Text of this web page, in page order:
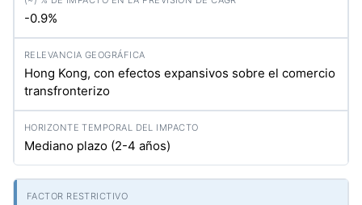
-0.9%
Hong Kong, con efectos expansivos sobre el comercio
transfronterizo
Mediano plazo (2-4 años)